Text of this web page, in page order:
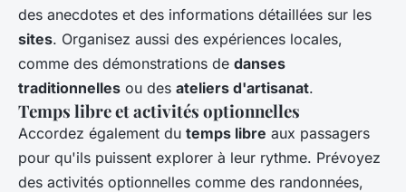
des anecdotes et des informations détaillées sur les
sites. Organisez aussi des expériences locales,
comme des démonstrations de danses
traditionnelles ou des ateliers d'artisanat.
Temps libre et activités optionnelles
Accordez également du temps libre aux passagers
pour qu'ils puissent explorer à leur rythme. Prévoyez
des activités optionnelles comme des randonnées,